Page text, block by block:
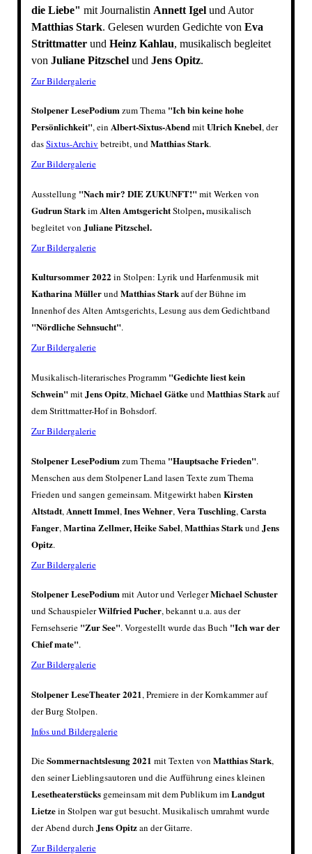
die Liebe" mit Journalistin Annett Igelund Autor
Matthias Stark. Gelesen wurden Gedichte von Eva
Strittmatterund Heinz Kahlau, musikalisch begleitet
von Juliane Pitzschelund Jens Opitz.
Zur Bildergalerie
Stolpener LesePodiumzum Thema "Ich bin keine hohe
Persönlichkeit", ein Albert-Sixtus-AbendmitUlrich Knebel, der
dasSixtus-Archiv betreibt, undMatthias Stark.
Zur Bildergalerie
Ausstellung "Nach mir? DIE ZUKUNFT!" mit Werken von
Gudrun Starkim Alten AmtsgerichtStolpen,musikalisch
begleitet von Juliane Pitzschel.
Zur Bildergalerie
Kultursommer 2022 in Stolpen: Lyrik und Harfenmusik mit
Katharina MüllerundMatthias Starkauf der Bühne im
Innenhof des Alten Amtsgerichts, Lesung aus dem Gedichtband
"Nördliche Sehnsucht".
Zur Bildergalerie
Musikalisch-literarisches Programm "Gedichte liest kein
Schwein" mitJens Opitz,Michael GätkeundMatthias Starkauf
dem Strittmatter-Hof in Bohsdorf.
Zur Bildergalerie
Stolpener LesePodium zum Thema "Hauptsache Frieden".
Menschen aus dem Stolpener Land lasen Texte zum Thema
Frieden und sangen gemeinsam. Mitgewirkt haben Kirsten
Altstadt, Annett Immel, Ines Wehner, Vera Tuschling, Carsta
Fanger, Martina Zellmer, Heike Sabel, Matthias Starkund Jens
Opitz.
Zur Bildergalerie
Stolpener LesePodiummit Autor und VerlegerMichael Schuster
und SchauspielerWilfried Pucher, bekannt u.a. aus der
Fernsehserie "Zur See". Vorgestellt wurde das Buch "Ich war der
Chief mate".
Zur Bildergalerie
Stolpener LeseTheater 2021, Premiere in der Kornkammer auf
der Burg Stolpen.
Infos und Bildergalerie
DieSommernachtslesung 2021 mit Texten von Matthias Stark,
den seiner Lieblingsautoren und die Aufführung eines kleinen
Lesetheaterstücks gemeinsam mit dem PublikumimLandgut
Lietzein Stolpen war gut besucht. Musikalisch umrahmt wurde
der Abend durch Jens Opitzan der Gitarre.
Zur Bildergalerie